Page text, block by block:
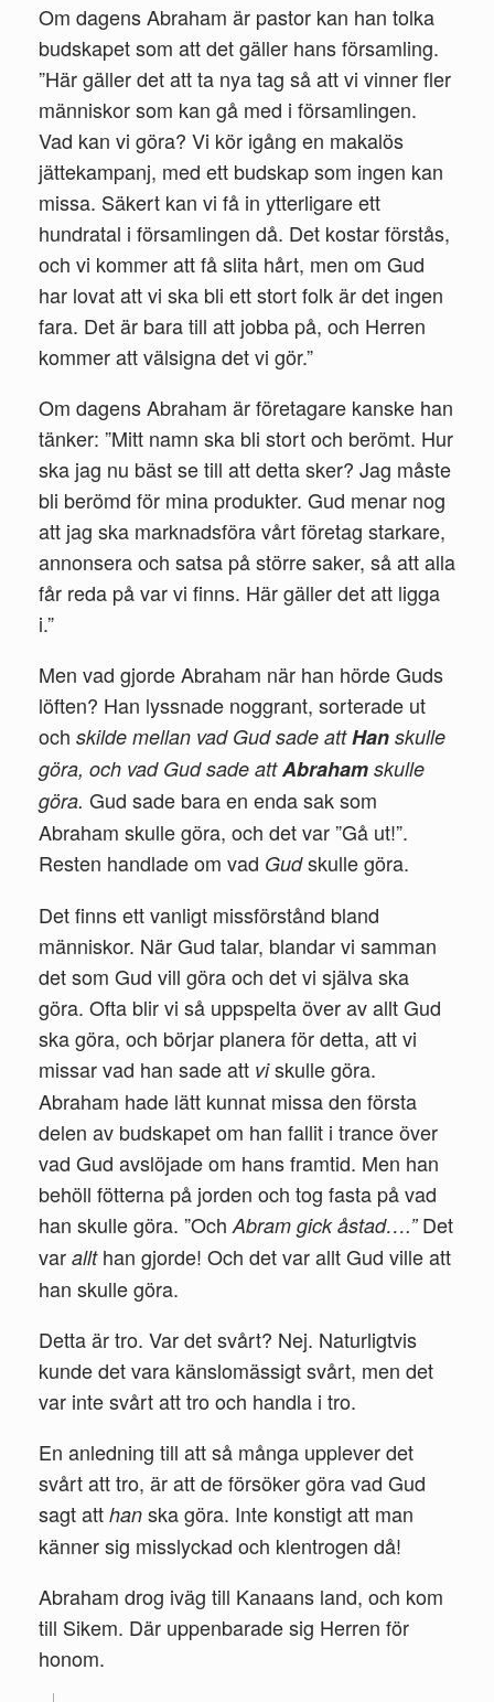
Om dagens Abraham är pastor kan han tolka
budskapet som att det gäller hans församling.
”Här gäller det att ta nya tag så att vi vinner fler
människor som kan gå med i församlingen.
Vad kan vi göra? Vi kör igång en makalös
jättekampanj, med ett budskap som ingen kan
missa. Säkert kan vi få in ytterli­gare ett
hundratal i för­samlingen då. Det kostar förstås,
och vi kommer att få slita hårt, men om Gud
har lovat att vi ska bli ett stort folk är det ingen
fara. Det är bara till att jobba på, och Herren
kommer att välsigna det vi gör.”
Om dagens Abraham är företagare kanske han
tänker: ”Mitt namn ska bli stort och berömt. Hur
ska jag nu bäst se till att detta sker? Jag måste
bli berömd för mina produkter. Gud menar nog
att jag ska marknadsföra vårt företag starkare,
an­nonsera och satsa på större saker, så att alla
får reda på var vi finns. Här gäller det att ligga
i.”
Men vad gjorde Abraham när han hörde Guds
löften? Han lyss­nade noggrant, sorterade ut
och skilde mellan vad Gud sade attHan skulle
göra, och vad Gud sade attAbraham skulle
göra. Gud sade bara en enda sak som
Abraham skulle göra, och det var ”Gå ut!”.
Resten handlade om vad Gudskulle göra.
Det finns ett vanligt missförstånd bland
människor. När Gud ta­lar, blandar vi samman
det som Gud vill göra och det vi själva ska
göra. Ofta blir vi så uppspelta över av allt Gud
ska göra, och börjar planera för detta, att vi
missar vad han sade att viskulle göra.
Abraham hade lätt kunnat missa den första
delen av budskapet om han fallit i trance över
vad Gud av­slöjade om hans framtid. Men han
behöll fötterna på jorden och tog fasta på vad
han skulle göra. ”Och Abram gick åstad….”Det
var allthan gjorde! Och det var allt Gud ville att
han skulle göra.
Detta är tro. Var det svårt? Nej. Naturligtvis
kunde det vara känslomässigt svårt, men det
var inte svårt att tro och handla i tro.
En anledning till att så många upplever det
svårt att tro, är att de försöker göra vad Gud
sagt att han ska göra. Inte konstigt att man
känner sig misslyckad och klentrogen då!
Abraham drog iväg till Kanaans land, och kom
till Sikem. Där uppenbarade sig Herren för
honom.